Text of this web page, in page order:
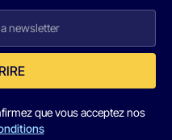
que vous acceptez nos